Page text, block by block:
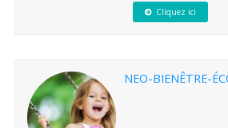
Cliquez ici
NEO-BIENÊTRE-